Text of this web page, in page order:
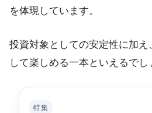
を体現しています。
投資対象としての安定性に加
して楽しめる一本といえるでし
特集